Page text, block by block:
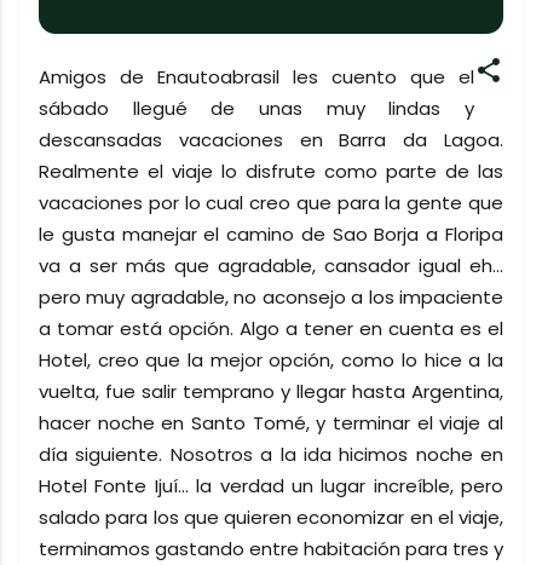
Amigos de Enautoabrasil les cuento que el
sábado llegué de unas muy lindas y
descansadas vacaciones en Barra da Lagoa.
Realmente el viaje lo disfrute como parte de las
vacaciones por lo cual creo que para la gente que
le gusta manejar el camino de Sao Borja a Floripa
va a ser más que agradable, cansador igual eh...
pero muy agradable, no aconsejo a los impaciente
a tomar está opción. Algo a tener en cuenta es el
Hotel, creo que la mejor opción, como lo hice a la
vuelta, fue salir temprano y llegar hasta Argentina,
hacer noche en Santo Tomé, y terminar el viaje al
día siguiente. Nosotros a la ida hicimos noche en
Hotel Fonte Ijuí... la verdad un lugar increíble, pero
salado para los que quieren economizar en el viaje,
terminamos gastando entre habitación para tres y